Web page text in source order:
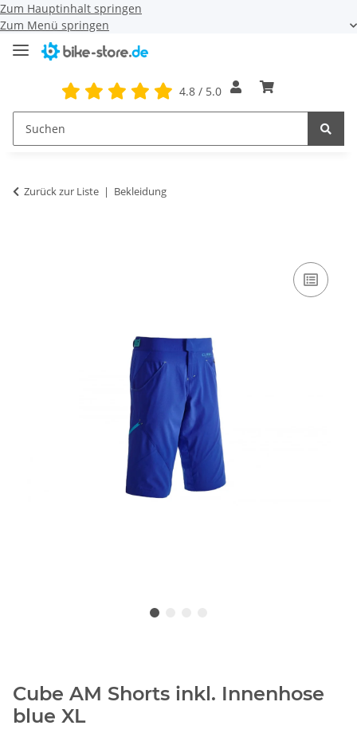
Zum Hauptinhalt springen
Zum Menü springen
4.8 / 5.0
Zurück zur Liste Bekleidung
Cube AM Shorts inkl. Innenhose
blue XL